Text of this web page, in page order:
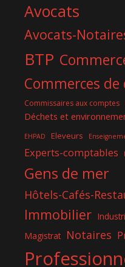
Avocats
Avocats-
BTP
Commerces de
Commissaires aux comptes
Déchets et
EHPAD Eleveurs
Experts-comptables
Gens de mer
Hôtels-Cafés-
Immobilier
Magistrat Notaires